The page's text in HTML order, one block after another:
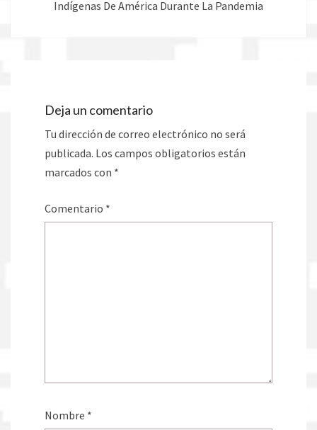
Indígenas De América Durante La Pandemia
Deja un comentario
Tu dirección de correo electrónico no será
publicada. Los campos obligatorios están
marcados con *
Comentario *
Nombre *